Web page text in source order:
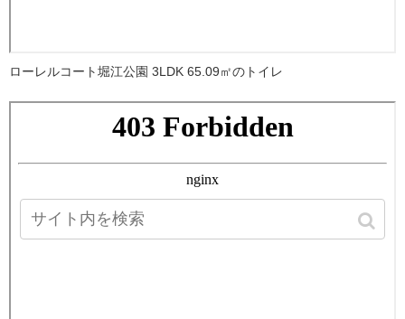
ローレルコート堀江公園 3LDK 65.09㎡のトイレ